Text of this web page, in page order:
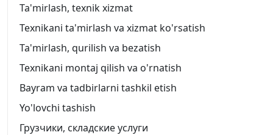
Ta'mirlash, texnik xizmat
Texnikani ta'mirlash va xizmat ko'rsatish
Ta'mirlash, qurilish va bezatish
Texnikani montaj qilish va o'rnatish
Bayram va tadbirlarni tashkil etish
Yo'lovchi tashish
Грузчики, складские услуги